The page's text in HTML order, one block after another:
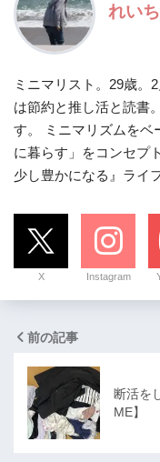
れい
ミニマリスト。29歳。
は節約と推し活と読書
す。 ミニマリズムをベ
に暮らす」をコンセプ
少し豊かになる』ライ
X Instagram
前の記事
断活を
ME】